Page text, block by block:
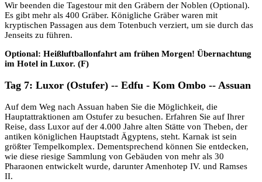
Wir beenden die Tagestour mit den Gräbern der Noblen (Optional).
Es gibt mehr als 400 Gräber. Königliche Gräber waren mit
kryptischen Passagen aus dem Totenbuch verziert, um sie durch das
Jenseits zu führen.
Optional: Heißluftballonfahrt am frühen Morgen! Übernachtung
im Hotel in Luxor. (F)
Tag 7: Luxor (Ostufer) -- Edfu - Kom Ombo -- Assuan
Auf dem Weg nach Assuan haben Sie die Möglichkeit, die
Hauptattraktionen am Ostufer zu besuchen. Erfahren Sie auf Ihrer
Reise, dass Luxor auf der 4.000 Jahre alten Stätte von Theben, der
antiken königlichen Hauptstadt Ägyptens, steht. Karnak ist sein
größter Tempelkomplex. Dementsprechend können Sie entdecken,
wie diese riesige Sammlung von Gebäuden von mehr als 30
Pharaonen entwickelt wurde, darunter Amenhotep IV. und Ramses
II.